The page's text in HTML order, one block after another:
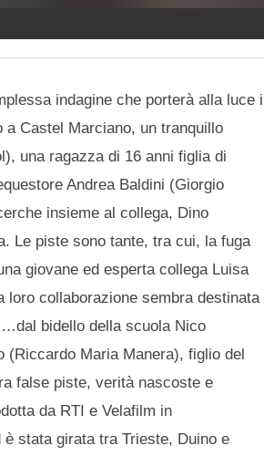
indagine che porterà alla luce i
Castel Marciano, un tranquillo
una ragazza di 16 anni figlia di
Andrea Baldini (Giorgio
insieme al collega, Dino
Le piste sono tante, tra cui, la fuga
giovane ed esperta collega Luisa
collaborazione sembra destinata
bidello della scuola Nico
(Riccardo Maria Manera), figlio del
false piste, verità nascoste e
da RTI e Velafilm in
stata girata tra Trieste, Duino e